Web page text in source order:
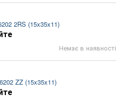
2RS (15x35x11)
Немає в наявності
ZZ (15x35x11)